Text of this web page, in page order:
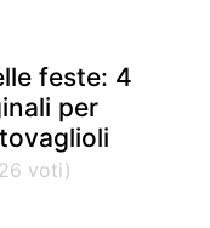
feste: 4
per